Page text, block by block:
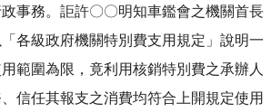
事務。詎許〇〇明知車鑑會之機關首長
各級政府機關特別費支用規定」說明一
範圍為限，竟利用核銷特別費之承辦人
信任其報支之消費均符合上開規定使用